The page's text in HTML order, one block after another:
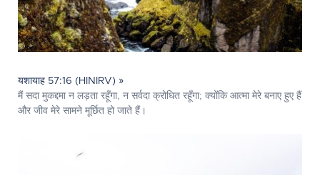
यशायाह 57:16 (HINIRV) »
मैं सदा मुकद्दमा न लड़ता रहूँगा, न सर्वदा क्रोधित रहूँगा; क्योंकि आत्मा मेरे बनाए हुए हैं
और जीव मेरे सामने मूर्छित हो जाते हैं।